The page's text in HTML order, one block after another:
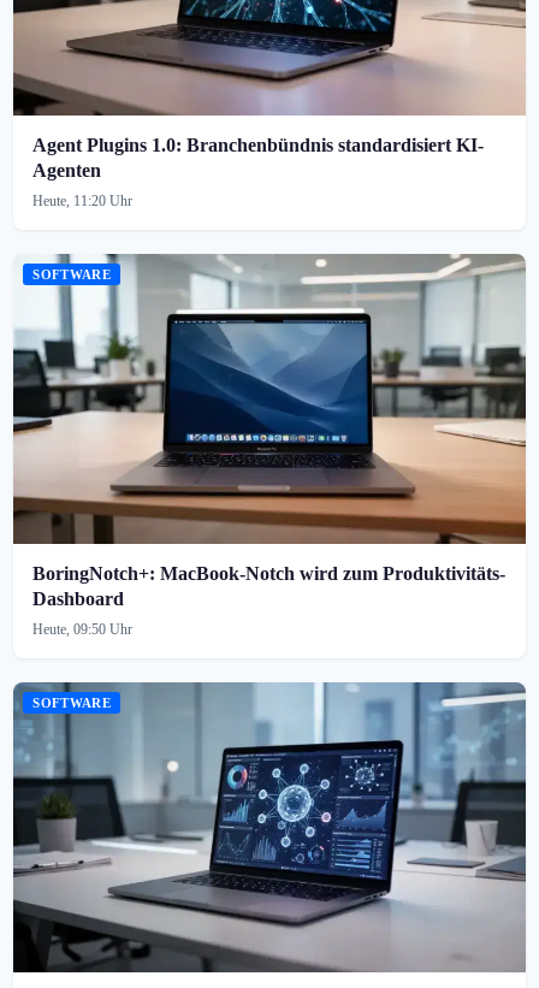
Agent Plugins 1.0: Branchenbündnis standardisiert KI-
Agenten
Heute, 11:20 Uhr
SOFTWARE
BoringNotch+: MacBook-Notch wird zum Produktivitäts-
Dashboard
Heute, 09:50 Uhr
SOFTWARE